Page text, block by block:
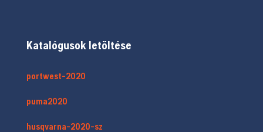
Katalógusok letöltése
portwest-2020
puma2020
husqvarna-2020-sz